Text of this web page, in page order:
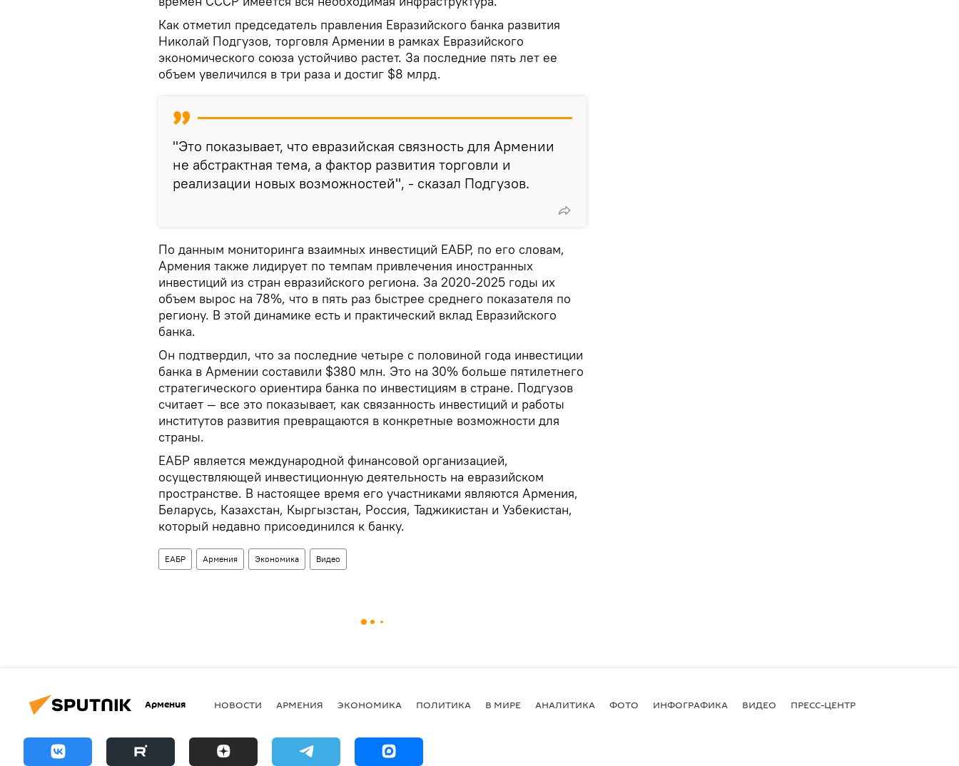
Как отметил председатель правления Евразийского банка развития
Николай Подгузов, торговля Армении в рамках Евразийского
экономического союза устойчиво растет. За последние пять лет ее
объем увеличился в три раза и достиг $8 млрд.
"Это показывает, что евразийская связность для Армении
не абстрактная тема, а фактор развития торговли и
реализации новых возможностей", - сказал Подгузов.
По данным мониторинга взаимных инвестиций ЕАБР, по его словам,
Армения также лидирует по темпам привлечения иностранных
инвестиций из стран евразийского региона. За 2020-2025 годы их
объем вырос на 78%, что в пять раз быстрее среднего показателя по
региону. В этой динамике есть и практический вклад Евразийского
банка.
Он подтвердил, что за последние четыре с половиной года инвестиции
банка в Армении составили $380 млн. Это на 30% больше пятилетнего
стратегического ориентира банка по инвестициям в стране. Подгузов
считает — все это показывает, как связанность инвестиций и работы
институтов развития превращаются в конкретные возможности для
страны.
ЕАБР является международной финансовой организацией,
осуществляющей инвестиционную деятельность на евразийском
пространстве. В настоящее время его участниками являются Армения,
Беларусь, Казахстан, Кыргызстан, Россия, Таджикистан и Узбекистан,
который недавно присоединился к банку.
ЕАБР Армения Экономика Видео
Армения НОВОСТИ АРМЕНИЯ ЭКОНОМИКА ПОЛИТИКА В МИРЕ АНАЛИТИКА ФОТО ИНФОГРАФИКА ВИДЕО ПРЕСС-ЦЕНТР